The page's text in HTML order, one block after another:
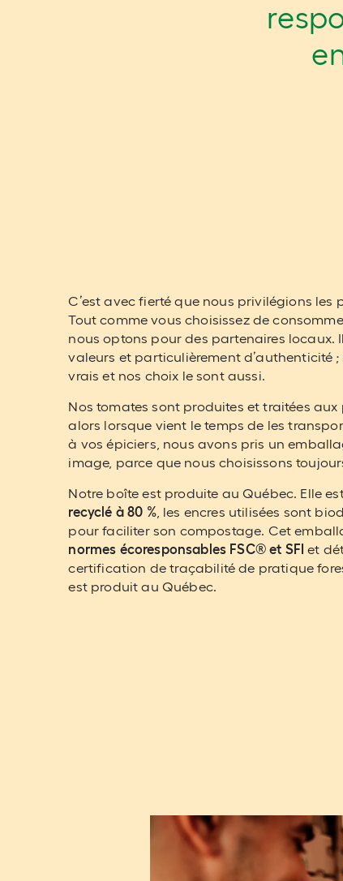
C’est avec fierté que nous privilégions les
Tout comme vous choisissez de
nous optons pour des partenaires locaux.
valeurs et particulièrement d’authenticité ;
vrais et nos choix le sont aussi.
Nos tomates sont produites et traitées
alors lorsque vient le temps de les
à vos épiciers, nous avons pris un
image, parce que nous choisissons
Notre boîte est produite au Québec. Elle
recyclé à 80 %, les encres utilisées sont
pour faciliter son compostage. Cet
normes écoresponsables FSC® et SFI et
certification de traçabilité de pratique
est produit au Québec.